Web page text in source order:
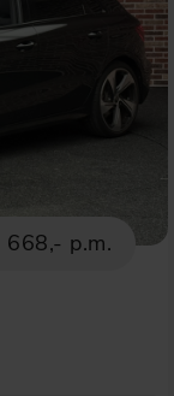
668,- p.m.